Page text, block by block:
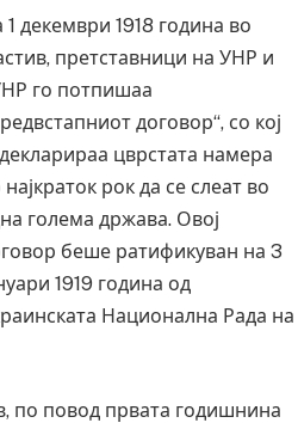
1 декември 1918 година во
претставници на УНР и
го потпишаа
договор“, со кој
декларираа цврстата намера
најкраток рок да се слеат во
голема држава. Овој
беше ратификуван на 3
1919 година од
Национална Рада на
по повод првата годишнина